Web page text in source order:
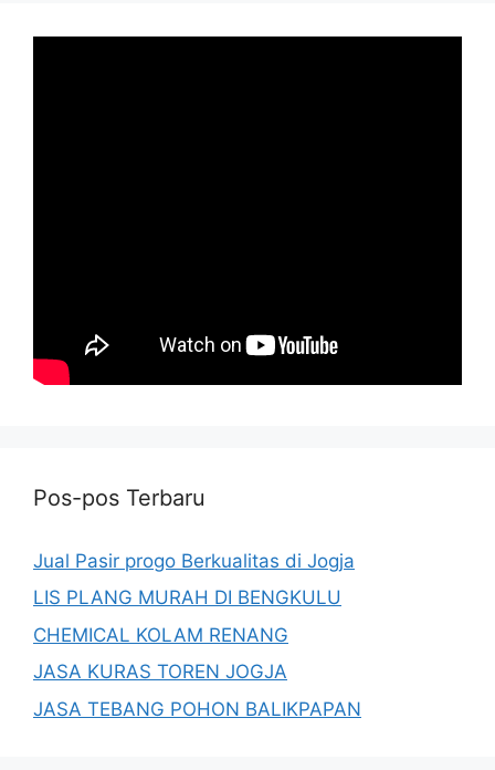
Pos-pos Terbaru
Jual Pasir progo Berkualitas di Jogja
LIS PLANG MURAH DI BENGKULU
CHEMICAL KOLAM RENANG
JASA KURAS TOREN JOGJA
JASA TEBANG POHON BALIKPAPAN